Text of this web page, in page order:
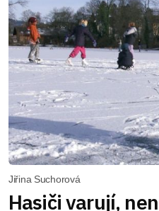
Jiřina Suchorová
Hasiči varují,